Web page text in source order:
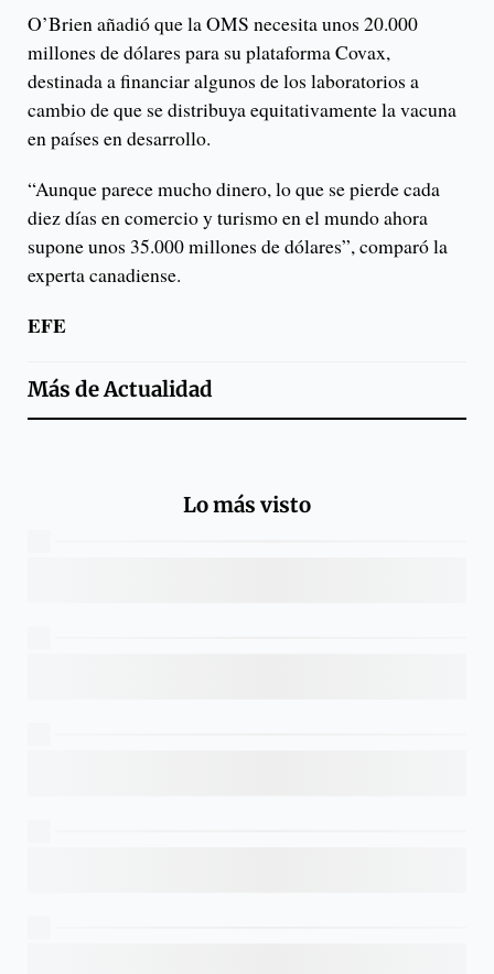
O’Brien añadió que la OMS necesita unos 20.000
millones de dólares para su plataforma Covax,
destinada a financiar algunos de los laboratorios a
cambio de que se distribuya equitativamente la vacuna
en países en desarrollo.
“Aunque parece mucho dinero, lo que se pierde cada
diez días en comercio y turismo en el mundo ahora
supone unos 35.000 millones de dólares”, comparó la
experta canadiense.
EFE
Más deActualidad
Lo más visto